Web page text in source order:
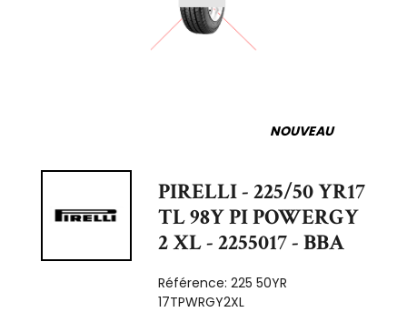
NOUVEAU
PIRELLI - 225/50 YR17
TL 98Y PI POWERGY
2 XL - 2255017 - BBA
Référence:225 50YR
17TPWRGY2XL